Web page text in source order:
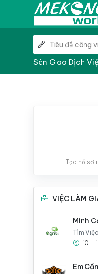
Sàn Giao Dịch
Tạo hồ sơ
VIỆC LÀM
Tìm
10 -